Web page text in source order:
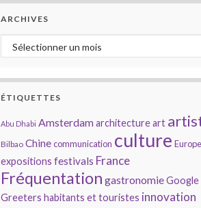
ARCHIVES
Archives
ÉTIQUETTES
Abu Dhabi Amsterdamarchitectureart
Bilbao Chinecommunication culture Europe
expositions festivals France
Fréquentation gastronomieGoogle
Greeters habitants et touristes innovation